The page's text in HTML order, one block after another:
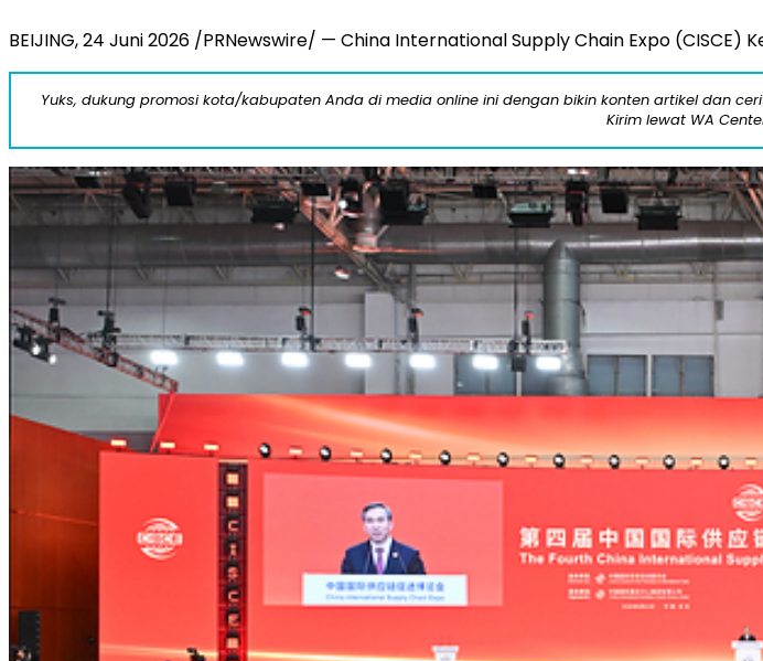
BEIJING, 24 Juni 2026 /PRNewswire/ — China International Supply Chain Expo (CISCE)
Yuks, dukung promosi kota/kabupaten Anda di media online ini dengan bikin konten artikel dan
Kirim lewat WA